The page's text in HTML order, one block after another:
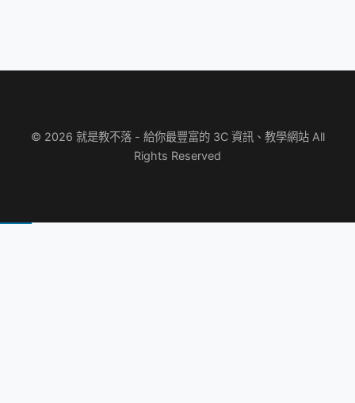
© 2026 就是教不落 - 給你最豐富的 3C 資訊、教學網站 All
Rights Reserved